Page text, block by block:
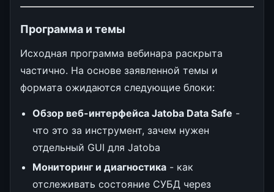
Программа и темы
Исходная программа вебинара раскрыта
частично. На основе заявленной темы и
формата ожидаются следующие блоки:
Обзор веб-интерфейса Jatoba Data Safe -
что это за инструмент, зачем нужен
отдельный GUI для Jatoba
Мониторинг и диагностика - как
отслеживать состояние СУБД через